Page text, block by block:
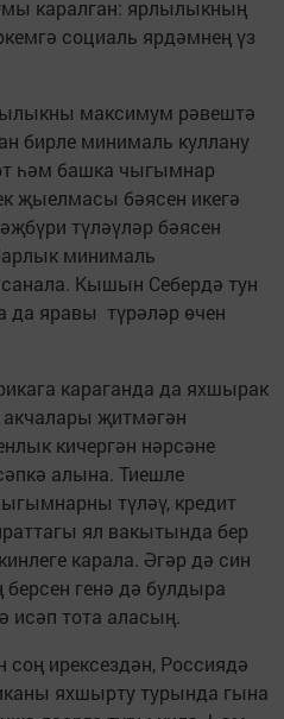
каралган: ярлылыкның
социаль ярдәмнең үз
максимум рәвештә
бирле минималь куллану
һәм башка чыгымнар
җыелмасы бәясен икегә
түләүләр бәясен
минималь
Кышын Себердә тун
да яравы түрәләр өчен
караганда да яхшырак
җитмәгән
кичергән нәрсәне
алына. Тиешле
түләү, кредит
ял вакытында бер
карала. Әгәр дә син
генә дә булдыра
исәп тота аласың.
ирексездән, Россиядә
яхшырту турында гына